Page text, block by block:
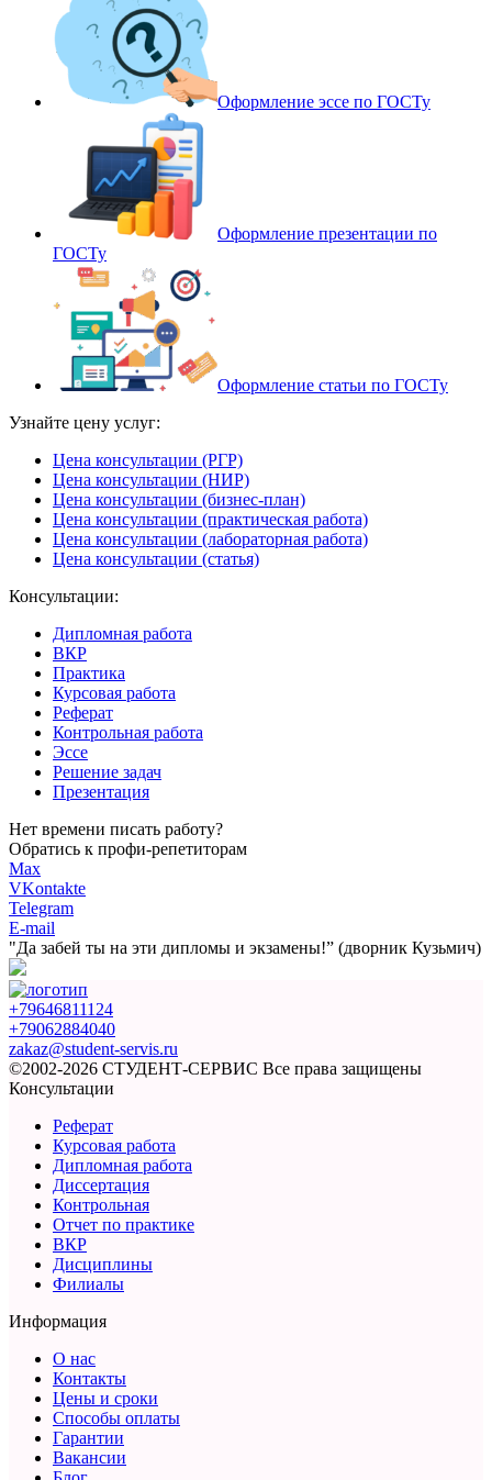
Оформление эссе по ГОСТу
Оформление презентации по
ГОСТу
Оформление статьи по ГОСТу
Узнайте цену услуг:
Цена консультации (РГР)
Цена консультации (НИР)
Цена консультации (бизнес-план)
Цена консультации (практическая работа)
Цена консультации (лабораторная работа)
Цена консультации (статья)
Консультации:
Дипломная работа
ВКР
Практика
Курсовая работа
Реферат
Контрольная работа
Эссе
Решение задач
Презентация
Нет времени писать работу?
Обратись к профи-репетиторам
Max
VKontakte
Telegram
E-mail
"Да забей ты на эти дипломы и экзамены!” (дворник Кузьмич)
+79646811124
+79062884040
zakaz@student-servis.ru
©2002-2026 СТУДЕНТ-СЕРВИС Все права защищены
Консультации
Реферат
Курсовая работа
Дипломная работа
Диссертация
Контрольная
Отчет по практике
ВКР
Дисциплины
Филиалы
Информация
О нас
Контакты
Цены и сроки
Способы оплаты
Гарантии
Вакансии